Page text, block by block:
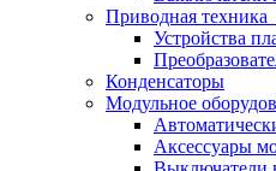
Приводная техника
Устройства
Конденсаторы
Модульное
Аксессуары